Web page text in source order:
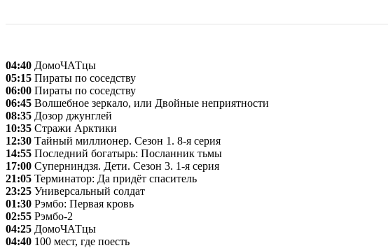
04:40 ДомоЧАТцы
05:15 Пираты по соседству
06:00 Пираты по соседству
06:45 Волшебное зеркало, или Двойные неприятности
08:35 Дозор джунглей
10:35 Стражи Арктики
12:30 Тайный миллионер. Сезон 1. 8-я серия
14:55 Последний богатырь: Посланник тьмы
17:00 Суперниндзя. Дети. Сезон 3. 1-я серия
21:05 Терминатор: Да придёт спаситель
23:25 Универсальный солдат
01:30 Рэмбо: Первая кровь
02:55 Рэмбо-2
04:25 ДомоЧАТцы
04:40 100 мест, где поесть